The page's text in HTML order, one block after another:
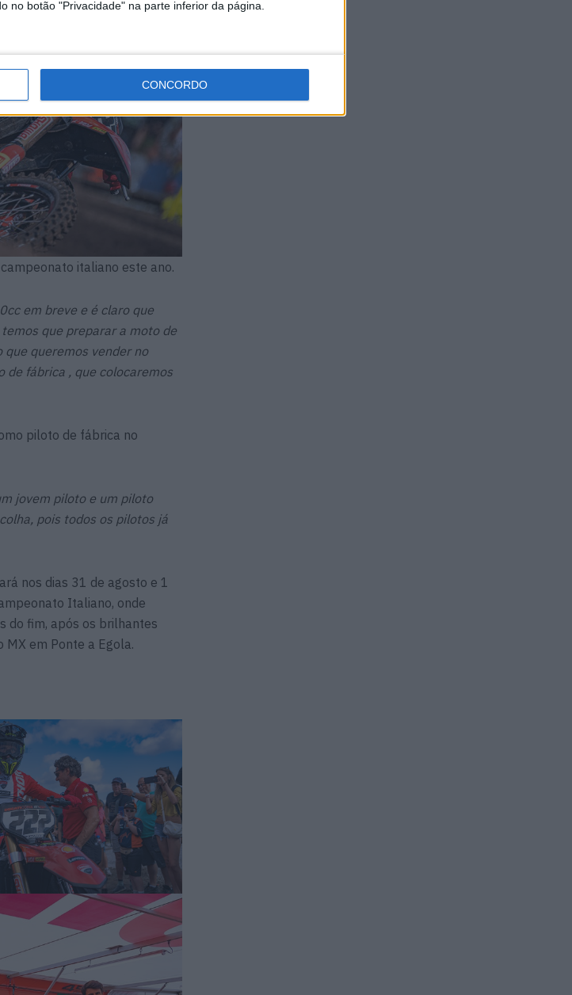
no botão "Privacidade" na parte inferior da página.
CONCORDO
italiano este ano.
em breve e é claro que
que preparar a moto de
queremos vender no
de fábrica , que colocaremos
piloto de fábrica no
jovem piloto e um piloto
pois todos os pilotos já
nos dias 31 de agosto e 1
Italiano, onde
do fim, após os brilhantes
em Ponte a Egola.